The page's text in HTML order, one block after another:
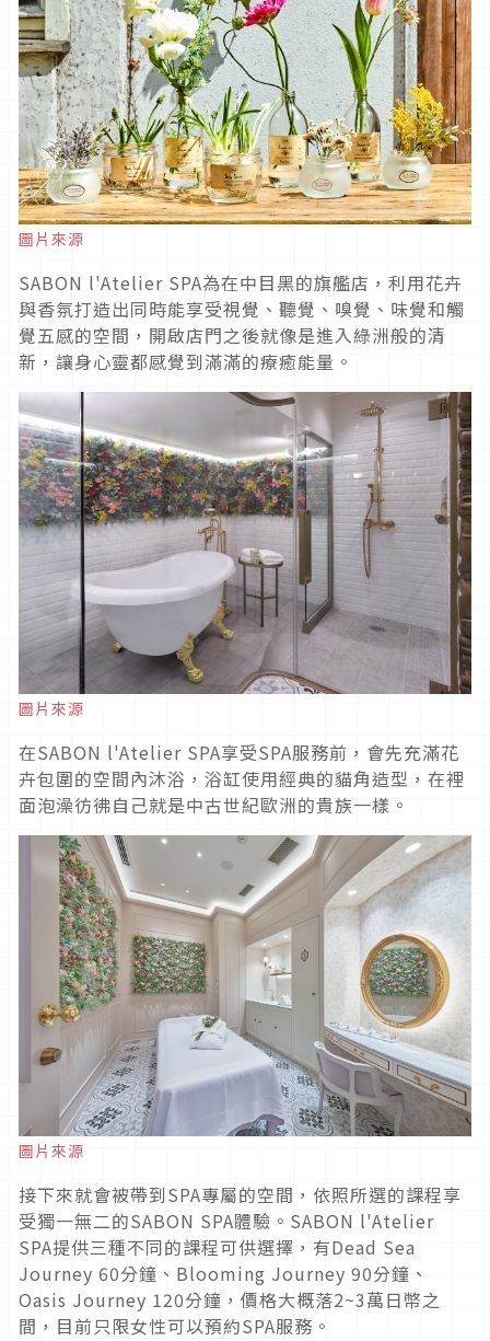
圖片來源
SABON l'Atelier SPA為在中目黑的旗艦店，利用花卉
與香氛打造出同時能享受視覺、聽覺、嗅覺、味覺和觸
覺五感的空間，開啟店門之後就像是進入綠洲般的清
新，讓身心靈都感覺到滿滿的療癒能量。
圖片來源
在SABON l'Atelier SPA享受SPA服務前，會先充滿花
卉包圍的空間內沐浴，浴缸使用經典的貓角造型，在裡
面泡澡彷彿自己就是中古世紀歐洲的貴族一樣。
圖片來源
接下來就會被帶到SPA專屬的空間，依照所選的課程享
受獨一無二的SABON SPA體驗。SABON l'Atelier
SPA提供三種不同的課程可供選擇，有Dead Sea
Journey 60分鐘、Blooming Journey 90分鐘、
Oasis Journey 120分鐘，價格大概落2~3萬日幣之
間，目前只限女性可以預約SPA服務。